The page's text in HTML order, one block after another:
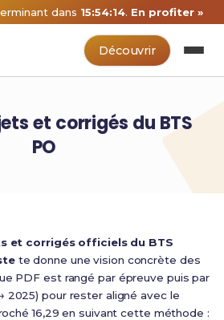
dans 15:54:13. En profiter »
Découvrir
et corrigés du BTS
PO
et corrigés officiels du BTS
te donne une vision concrète des
PDF est rangé par épreuve puis par
2025) pour rester aligné avec le
16,29 en suivant cette méthode :